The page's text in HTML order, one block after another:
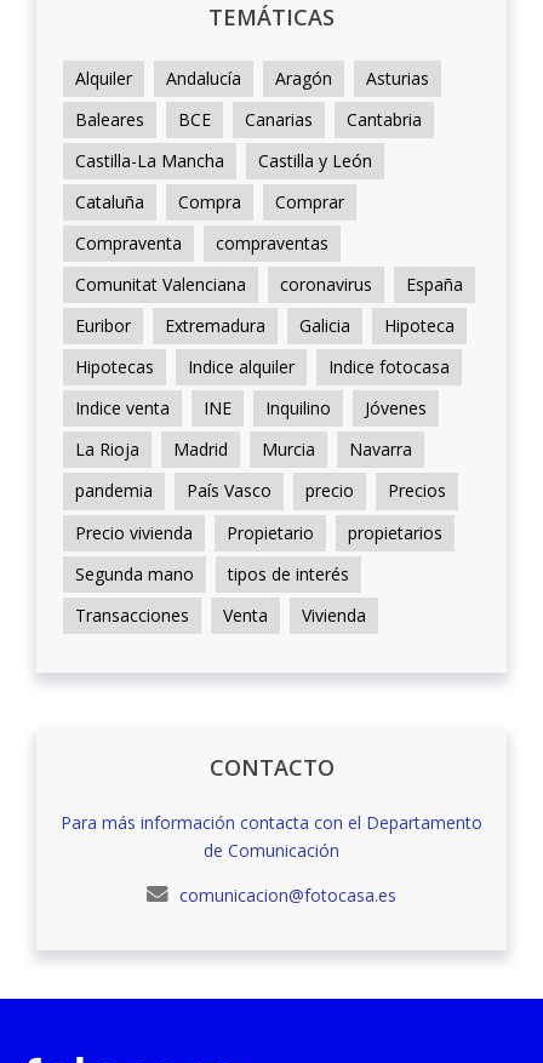
TEMÁTICAS
Alquiler Andalucía Aragón
Asturias
Baleares
BCE Canarias
Cantabria
Castilla-La Mancha
Castilla y León
Cataluña
Compra
Comprar
Compraventa
compraventas
Comunitat Valenciana
coronavirus
España
Euribor
Extremadura Galicia
Hipoteca
Hipotecas
Indice alquiler
Indice fotocasa
Indice venta
INE Inquilino
Jóvenes
La Rioja
Madrid Murcia
Navarra
pandemia
País Vasco precio
Precios
Precio vivienda
Propietario
propietarios
Segunda mano
tipos de interés
Transacciones
Venta Vivienda
CONTACTO
Para más información contacta con el Departamento
de Comunicación
comunicacion@fotocasa.es